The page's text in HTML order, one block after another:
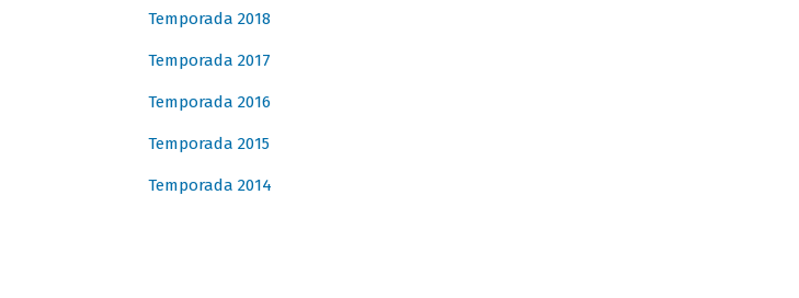
Temporada 2018
Temporada 2017
Temporada 2016
Temporada 2015
Temporada 2014